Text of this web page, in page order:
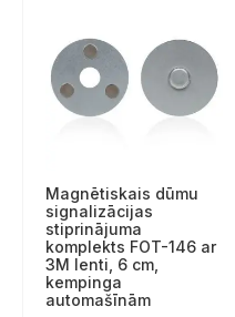
Magnētiskais dūmu
signalizācijas
stiprinājuma
komplekts FOT-146 ar
3M lenti, 6 cm,
kempinga
automašīnām